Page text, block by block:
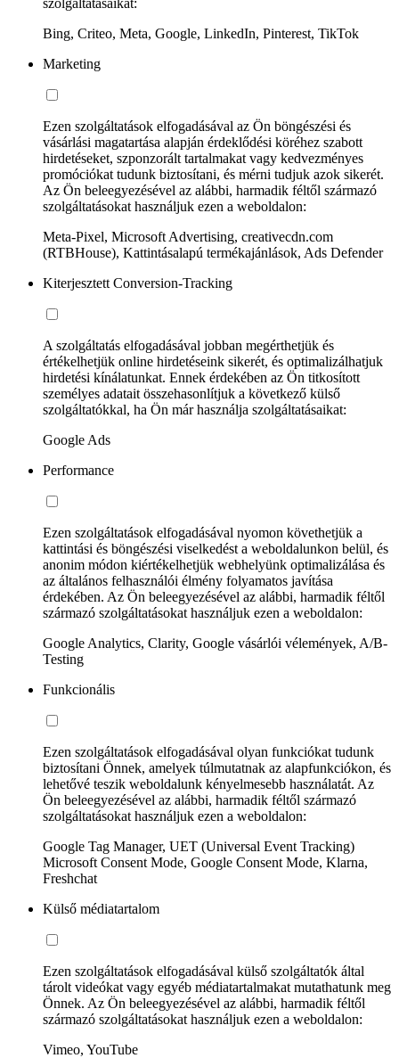
Bing, Criteo, Meta, Google, LinkedIn, Pinterest, TikTok
Marketing
Ezen szolgáltatások elfogadásával az Ön böngészési és
vásárlási magatartása alapján érdeklődési köréhez szabott
hirdetéseket, szponzorált tartalmakat vagy kedvezményes
promóciókat tudunk biztosítani, és mérni tudjuk azok sikerét.
Az Ön beleegyezésével az alábbi, harmadik féltől származó
szolgáltatásokat használjuk ezen a weboldalon:
Meta-Pixel, Microsoft Advertising, creativecdn.com
(RTBHouse), Kattintásalapú termékajánlások, Ads Defender
Kiterjesztett Conversion-Tracking
A szolgáltatás elfogadásával jobban megérthetjük és
értékelhetjük online hirdetéseink sikerét, és optimalizálhatjuk
hirdetési kínálatunkat. Ennek érdekében az Ön titkosított
személyes adatait összehasonlítjuk a következő külső
szolgáltatókkal, ha Ön már használja szolgáltatásaikat:
Google Ads
Performance
Ezen szolgáltatások elfogadásával nyomon követhetjük a
kattintási és böngészési viselkedést a weboldalunkon belül, és
anonim módon kiértékelhetjük webhelyünk optimalizálása és
az általános felhasználói élmény folyamatos javítása
érdekében. Az Ön beleegyezésével az alábbi, harmadik féltől
származó szolgáltatásokat használjuk ezen a weboldalon:
Google Analytics, Clarity, Google vásárlói vélemények, A/B-
Testing
Funkcionális
Ezen szolgáltatások elfogadásával olyan funkciókat tudunk
biztosítani Önnek, amelyek túlmutatnak az alapfunkciókon, és
lehetővé teszik weboldalunk kényelmesebb használatát. Az
Ön beleegyezésével az alábbi, harmadik féltől származó
szolgáltatásokat használjuk ezen a weboldalon:
Google Tag Manager, UET (Universal Event Tracking)
Microsoft Consent Mode, Google Consent Mode, Klarna,
Freshchat
Külső médiatartalom
Ezen szolgáltatások elfogadásával külső szolgáltatók által
tárolt videókat vagy egyéb médiatartalmakat mutathatunk meg
Önnek. Az Ön beleegyezésével az alábbi, harmadik féltől
származó szolgáltatásokat használjuk ezen a weboldalon:
Vimeo, YouTube